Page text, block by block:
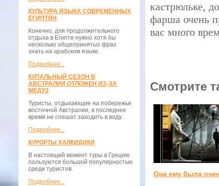
КУЛЬТУРА ЯЗЫКА СОВРЕМЕННЫХ
ЕГИПТЯН
Конечно, для продолжительного
отдыха в Египте нужно хотя бы
несколько общепринятых фраз
знать на арабском языке.
Подробнее...
КУПАЛЬНЫЙ СЕЗОН В
АВСТРАЛИИ ОТЛОЖЕН ИЗ-ЗА
МЕДУЗ
Туристы, отдыхающие на побережье
восточной Австралии, в последнее
время не спешат заходить в воду.
Подробнее...
КУРОРТЫ ХАЛКИДИКИ
В настоящий момент туры в Грецию
пользуются большой популярностью
среди туристов.
Подробнее...
кастрюльке,
фарша очень
вас много
Смотрите
Она ему была